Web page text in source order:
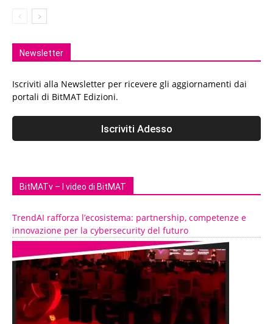
Newsletter
Iscriviti alla Newsletter per ricevere gli aggiornamenti dai
portali di BitMAT Edizioni.
BitMATv – I video di BitMAT
TrendAI rafforza l’ecosistema: partnership, competenze e
innovazione per la cybersecurity del futuro